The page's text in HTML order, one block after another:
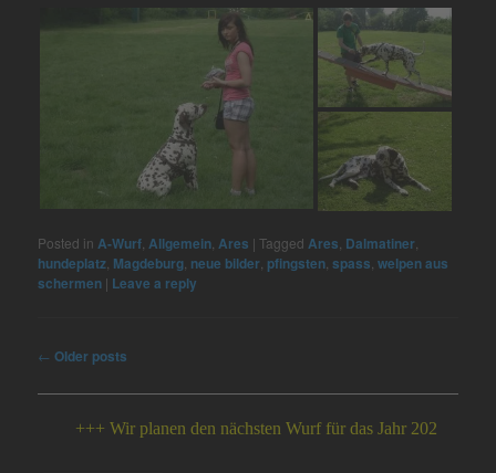
Posted in A-Wurf,Allgemein,Ares |Tagged Ares, Dalmatiner,
hundeplatz, Magdeburg, neue bilder, pfingsten,spass,welpen aus
schermen | Leave a reply
Post
← Older posts
+++ Wir planen den nächsten Wurf für das Jahr 2026 +++